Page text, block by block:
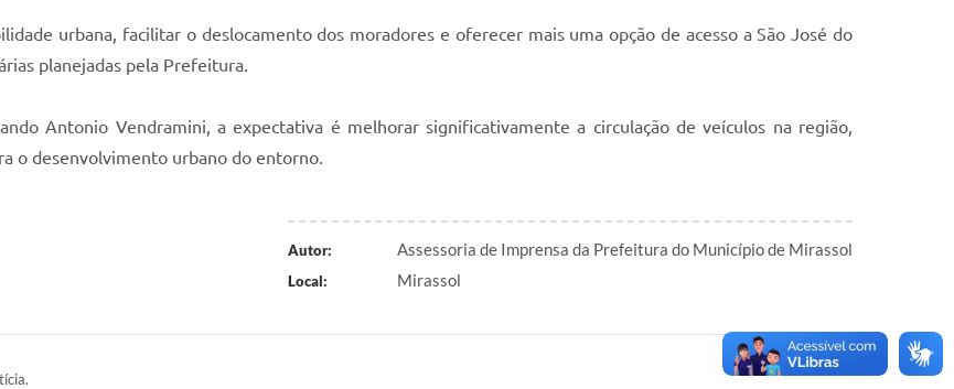
urbana, facilitar o deslocamento dos moradores e oferecer mais uma opção de acesso a São José do
planejadas pela Prefeitura.
Antonio Vendramini, a expectativa é melhorar significativamente a circulação de veículos na região,
o desenvolvimento urbano do entorno.
Autor: Assessoria de Imprensa da Prefeitura do Município de Mirassol
Local: Mirassol